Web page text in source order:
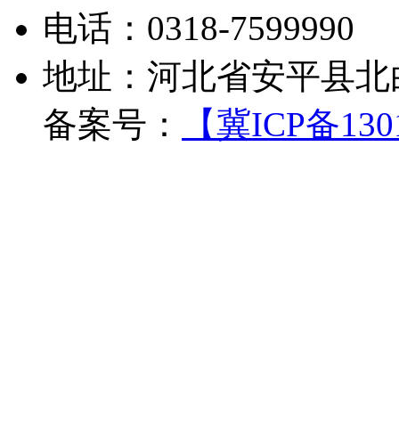
电话：0318-7599990
地址：河北省安平县
备案号：
【冀ICP备